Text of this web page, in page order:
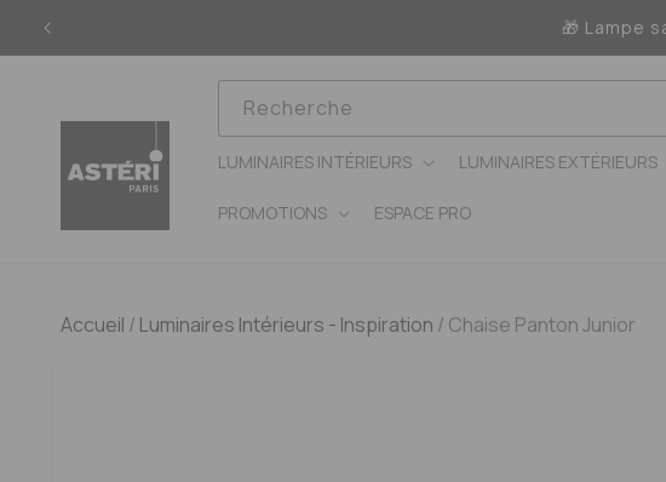
passer
Recherche
LUMINAIRES INTÉRIEURS LUMINAIRES EXTÉRIEURS
PROMOTIONS ESPACE PRO
Accueil / Luminaires Intérieurs - Inspiration / Chaise Panton Junior